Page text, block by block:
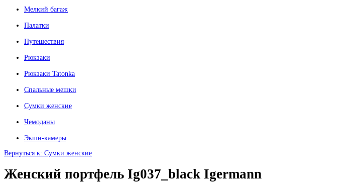
Мелкий багаж
Палатки
Путешествия
Рюкзаки
Рюкзаки Tatonka
Спальные мешки
Сумки женские
Чемоданы
Экшн-камеры
Вернуться к: Сумки женские
Женский портфель Ig037_black Igermann